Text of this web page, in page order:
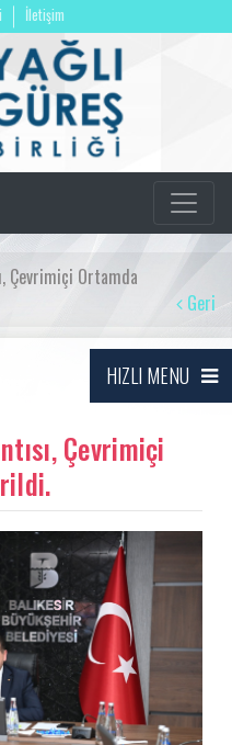
İletişim
Çevrimiçi Ortamda
Geri
HIZLI MENU
Çevrimiçi